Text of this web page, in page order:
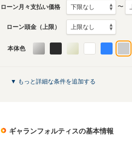
ローン月々支払い価格 〜
ローン頭金（上限）
本体色
▼ もっと詳細な条件を追加する
ギャランフォルティスの基本情報